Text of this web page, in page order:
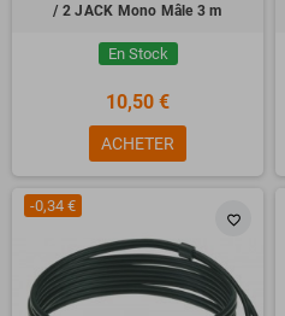
/ 2 JACK Mono Mâle 3 m
En Stock
10,50 €
ACHETER
favorite_border
-0,34 €